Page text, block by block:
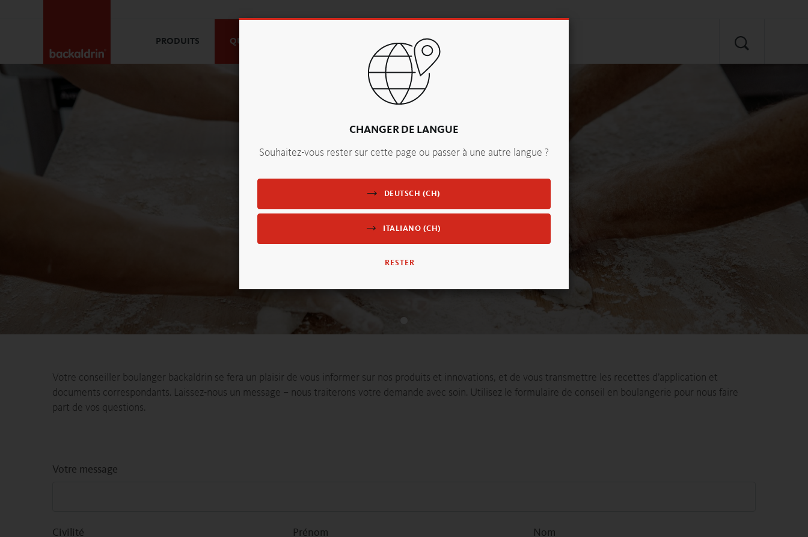
CHANGER DE LANGUE
Souhaitez-vous rester sur cette page ou passer à une autre langue ?
DEUTSCH (CH)
ITALIANO (CH)
RESTER
PRODUITS QUALITÉ & SERVICE
Votre conseiller boulanger backaldrin se fera un plaisir de vous informer sur nos produits et innovations, et de vous transmettre les recettes d’application et
documents correspondants. Laissez-nous un message – nous traiterons votre demande avec soin. Utilisez le formulaire de conseil en boulangerie pour nous faire
part de vos questions.
Votre message
Civilité Prénom Nom